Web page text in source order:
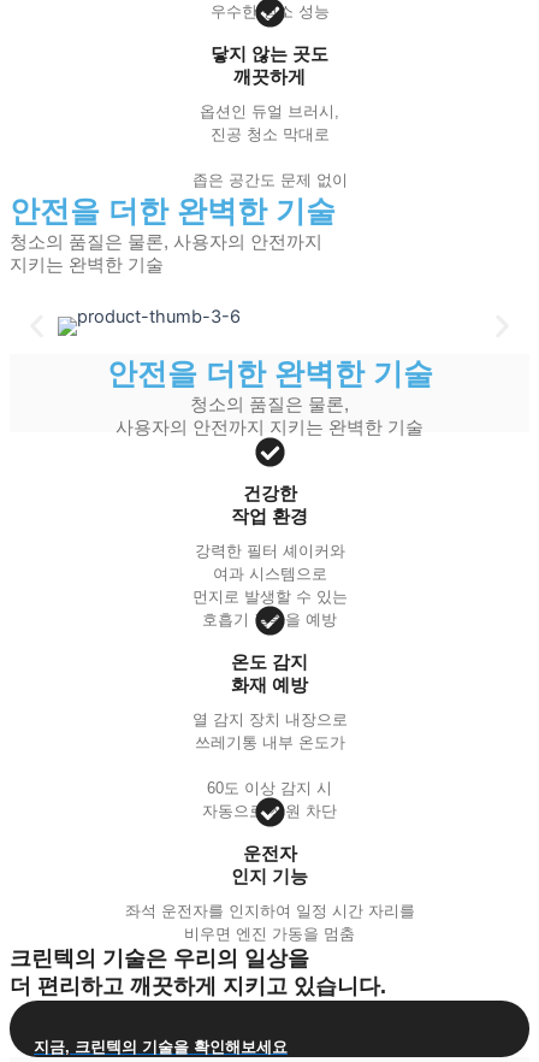
우수한 청소 성능
닿지 않는 곳도
깨끗하게
옵션인 듀얼 브러시,
진공 청소 막대로
좁은 공간도 문제 없이
안전을 더한 완벽한 기술
청소의 품질은 물론, 사용자의 안전까지
지키는 완벽한 기술
안전을 더한 완벽한 기술
청소의 품질은 물론,
사용자의 안전까지 지키는 완벽한 기술
건강한
작업 환경
강력한 필터 셰이커와
여과 시스템으로
먼지로 발생할 수 있는
호흡기 질환을 예방
온도 감지
화재 예방
열 감지 장치 내장으로
쓰레기통 내부 온도가
60도 이상 감지 시
자동으로 전원 차단
운전자
인지 기능
좌석 운전자를 인지하여 일정 시간 자리를
비우면 엔진 가동을 멈춤
크린텍의 기술은 우리의 일상을
더 편리하고 깨끗하게 지키고 있습니다.
지금, 크린텍의 기술을 확인해보세요